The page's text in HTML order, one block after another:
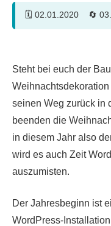
02.01.2020
Steht bei euch der
seinen Weg zurück in
beenden die
in diesem Jahr also
wird es auch Zeit
auszumisten.
Der Jahresbeginn ist
WordPress-